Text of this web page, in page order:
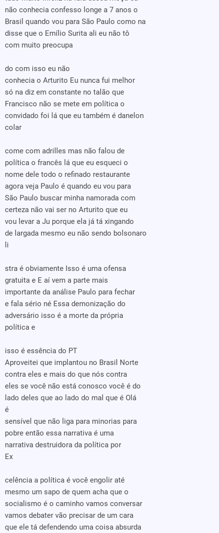
não conhecia confesso longe a 7 anos o
Brasil quando vou para São Paulo como na
disse que o Emílio Surita ali eu não tô
com muito preocupa
do com isso eu não
conhecia o Arturito Eu nunca fui melhor
só na diz em constante no talão que
Francisco não se mete em política o
convidado foi lá que eu também é danelon
colar
come com adrilles mas não falou de
política o francês lá que eu esqueci o
nome dele todo o refinado restaurante
agora veja Paulo é quando eu vou para
São Paulo buscar minha namorada com
certeza não vai ser no Arturito que eu
vou levar a Ju porque ela já tá xingando
de largada mesmo eu não sendo bolsonaro
li
stra é obviamente Isso é uma ofensa
gratuita e E aí vem a parte mais
importante da análise Paulo para fechar
e fala sério né Essa demonização do
adversário isso é a morte da própria
política e
isso é essência do PT
Aproveitei que implantou no Brasil Norte
contra eles e mais do que nós contra
eles se você não está conosco você é do
lado deles que ao lado do mal que é Olá
é
sensível que não liga para minorias para
pobre então essa narrativa é uma
narrativa destruidora da política por
Ex
celência a política é você engolir até
mesmo um sapo de quem acha que o
socialismo é o caminho vamos conversar
vamos debater vão precisar de um cara
que ele tá defendendo uma coisa absurda